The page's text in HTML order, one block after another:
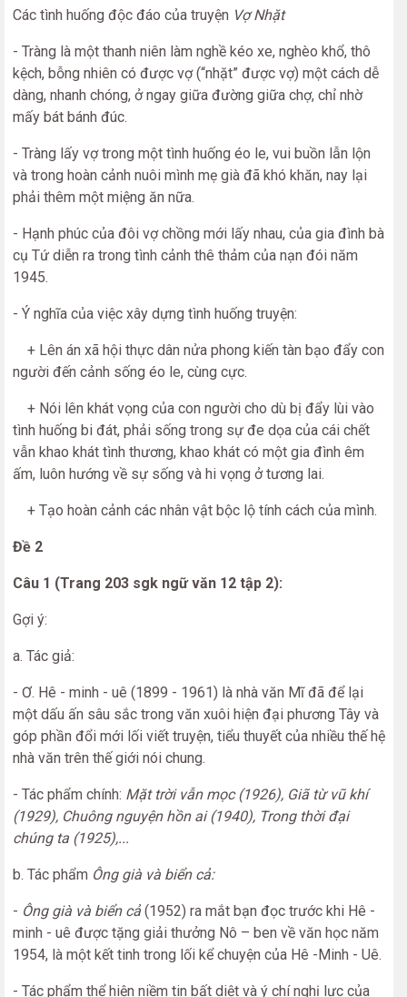
Các tình huống độc đáo của truyện Vợ Nhặt
- Tràng là một thanh niên làm nghề kéo xe, nghèo khổ, thô
kệch, bỗng nhiên có được vợ (“nhặt” được vợ) một cách dễ
dàng, nhanh chóng, ở ngay giữa đường giữa chợ, chỉ nhờ
mấy bát bánh đúc.
- Tràng lấy vợ trong một tình huống éo le, vui buồn lẫn lộn
và trong hoàn cảnh nuôi mình mẹ già đã khó khăn, nay lại
phải thêm một miệng ăn nữa.
- Hạnh phúc của đôi vợ chồng mới lấy nhau, của gia đình bà
cụ Tứ diễn ra trong tình cảnh thê thảm của nạn đói năm
1945.
- Ý nghĩa của việc xây dựng tình huống truyện:
+ Lên án xã hội thực dân nửa phong kiến tàn bạo đẩy con
người đến cảnh sống éo le, cùng cực.
+ Nói lên khát vọng của con người cho dù bị đẩy lùi vào
tình huống bi đát, phải sống trong sự đe dọa của cái chết
vẫn khao khát tình thương, khao khát có một gia đình êm
ấm, luôn hướng về sự sống và hi vọng ở tương lai.
+ Tạo hoàn cảnh các nhân vật bộc lộ tính cách của mình.
Đề 2
Câu 1 (Trang 203 sgk ngữ văn 12 tập 2):
Gợi ý:
a. Tác giả:
- Ơ. Hê - minh - uê (1899 - 1961) là nhà văn Mĩ đã để lại
một dấu ấn sâu sắc trong văn xuôi hiện đại phương Tây và
góp phần đổi mới lối viết truyện, tiểu thuyết của nhiều thế hệ
nhà văn trên thế giới nói chung.
- Tác phẩm chính: Mặt trời vẫn mọc (1926), Giã từ vũ khí
(1929), Chuông nguyện hồn ai (1940), Trong thời đại
chúng ta (1925),...
b. Tác phẩm Ông già và biển cả:
- Ông già và biển cả(1952) ra mắt bạn đọc trước khi Hê -
minh - uê được tặng giải thưởng Nô – ben về văn học năm
1954, là một kết tinh trong lối kể chuyện của Hê -Minh - Uê.
- Tác phẩm thể hiện niềm tin bất diệt và ý chí nghị lực của